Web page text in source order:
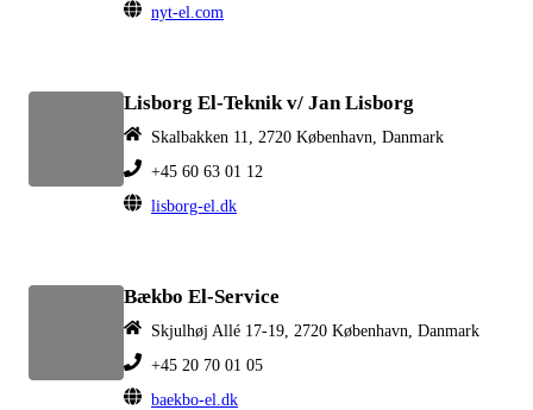
nyt-el.com
Lisborg El-Teknik v/ Jan Lisborg
Skalbakken 11, 2720 København, Danmark
+45 60 63 01 12
lisborg-el.dk
Bækbo El-Service
Skjulhøj Allé 17-19, 2720 København, Danmark
+45 20 70 01 05
baekbo-el.dk